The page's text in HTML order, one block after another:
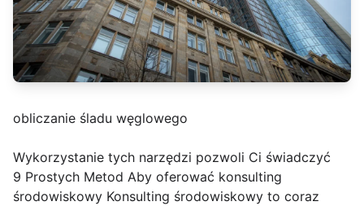
obliczanie śladu węglowego
Wykorzystanie tych narzędzi pozwoli Ci świadczyć
9 Prostych Metod Aby oferować konsulting
środowiskowy Konsulting środowiskowy to coraz